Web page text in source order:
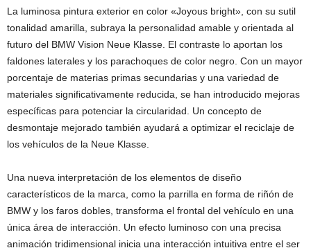
La luminosa pintura exterior en color «Joyous bright», con su sutil
tonalidad amarilla, subraya la personalidad amable y orientada al
futuro del BMW Vision Neue Klasse. El contraste lo aportan los
faldones laterales y los parachoques de color negro. Con un mayor
porcentaje de materias primas secundarias y una variedad de
materiales significativamente reducida, se han introducido mejoras
específicas para potenciar la circularidad. Un concepto de
desmontaje mejorado también ayudará a optimizar el reciclaje de
los vehículos de la Neue Klasse.
Una nueva interpretación de los elementos de diseño
característicos de la marca, como la parrilla en forma de riñón de
BMW y los faros dobles, transforma el frontal del vehículo en una
única área de interacción. Un efecto luminoso con una precisa
animación tridimensional inicia una interacción intuitiva entre el ser